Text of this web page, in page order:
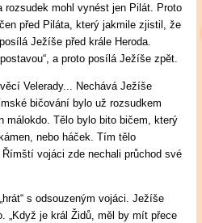
rozsudek mohl vynést jen Pilát. Proto
před Piláta, který jakmile zjistil, že
Ježíše před krále Heroda.
a proto posílá Ježíše zpět.
Velerady... Nechává Ježíše
bičování bylo už rozsudkem
málokdo. Tělo bylo bito bičem, který
nebo háček. Tím tělo
vojáci zde nechali průchod své
s odsouzeným vojáci. Ježíše
„Když je král Židů, měl by mít přece